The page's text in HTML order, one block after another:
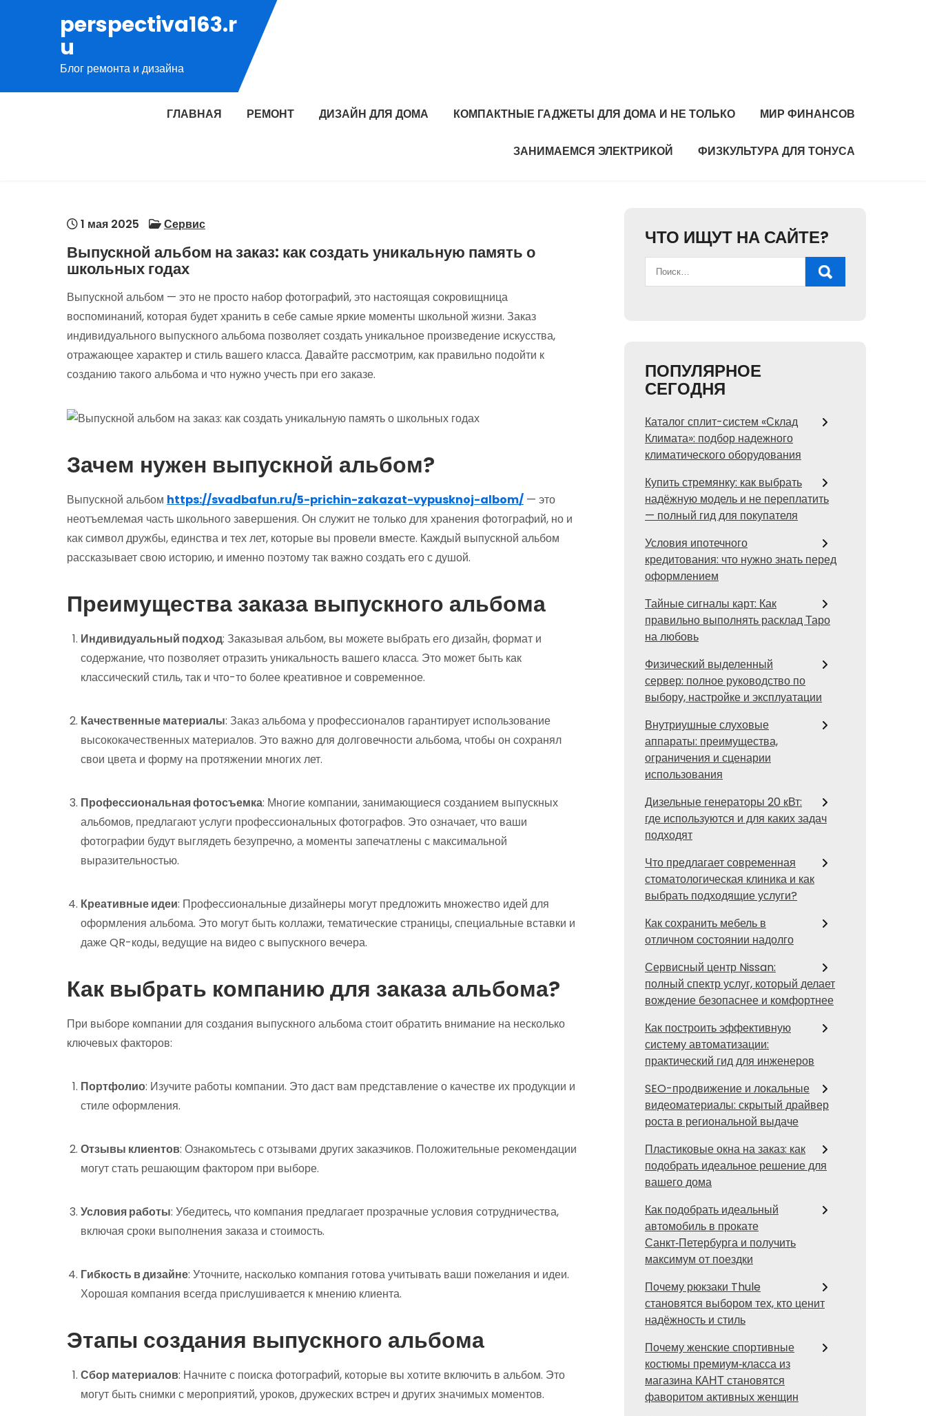
содержимому
perspectiva163.r
u
Блог ремонта и дизайна
ГЛАВНАЯ РЕМОНТ ДИЗАЙН ДЛЯ ДОМА КОМПАКТНЫЕ ГАДЖЕТЫ ДЛЯ ДОМА И НЕ ТОЛЬКО МИР ФИНАНСОВ
ЗАНИМАЕМСЯ ЭЛЕКТРИКОЙ ФИЗКУЛЬТУРА ДЛЯ ТОНУСА
1 мая 2025 Сервис
Выпускной альбом на заказ: как создать уникальную память о
школьных годах
Выпускной альбом — это не просто набор фотографий, это настоящая сокровищница
воспоминаний, которая будет хранить в себе самые яркие моменты школьной жизни. Заказ
индивидуального выпускного альбома позволяет создать уникальное произведение искусства,
отражающее характер и стиль вашего класса. Давайте рассмотрим, как правильно подойти к
созданию такого альбома и что нужно учесть при его заказе.
Зачем нужен выпускной альбом?
Выпускной альбом https://svadbafun.ru/5-prichin-zakazat-vypusknoj-albom/ — это
неотъемлемая часть школьного завершения. Он служит не только для хранения фотографий, но и
как символ дружбы, единства и тех лет, которые вы провели вместе. Каждый выпускной альбом
рассказывает свою историю, и именно поэтому так важно создать его с душой.
Преимущества заказа выпускного альбома
Индивидуальный подход: Заказывая альбом, вы можете выбрать его дизайн, формат и
содержание, что позволяет отразить уникальность вашего класса. Это может быть как
классический стиль, так и что-то более креативное и современное.
Качественные материалы: Заказ альбома у профессионалов гарантирует использование
высококачественных материалов. Это важно для долговечности альбома, чтобы он сохранял
свои цвета и форму на протяжении многих лет.
Профессиональная фотосъемка: Многие компании, занимающиеся созданием выпускных
альбомов, предлагают услуги профессиональных фотографов. Это означает, что ваши
фотографии будут выглядеть безупречно, а моменты запечатлены с максимальной
выразительностью.
Креативные идеи: Профессиональные дизайнеры могут предложить множество идей для
оформления альбома. Это могут быть коллажи, тематические страницы, специальные вставки и
даже QR-коды, ведущие на видео с выпускного вечера.
Как выбрать компанию для заказа альбома?
При выборе компании для создания выпускного альбома стоит обратить внимание на несколько
ключевых факторов:
Портфолио: Изучите работы компании. Это даст вам представление о качестве их продукции и
стиле оформления.
Отзывы клиентов: Ознакомьтесь с отзывами других заказчиков. Положительные рекомендации
могут стать решающим фактором при выборе.
Условия работы: Убедитесь, что компания предлагает прозрачные условия сотрудничества,
включая сроки выполнения заказа и стоимость.
Гибкость в дизайне: Уточните, насколько компания готова учитывать ваши пожелания и идеи.
Хорошая компания всегда прислушивается к мнению клиента.
Этапы создания выпускного альбома
Сбор материалов: Начните с поиска фотографий, которые вы хотите включить в альбом. Это
могут быть снимки с мероприятий, уроков, дружеских встреч и других значимых моментов.
ЧТО ИЩУТ НА САЙТЕ?
ПОПУЛЯРНОЕ
СЕГОДНЯ
Каталог сплит-систем «Склад
Климата»: подбор надежного
климатического оборудования
Купить стремянку: как выбрать
надёжную модель и не переплатить
— полный гид для покупателя
Условия ипотечного
кредитования: что нужно знать перед
оформлением
Тайные сигналы карт: Как
правильно выполнять расклад Таро
на любовь
Физический выделенный
сервер: полное руководство по
выбору, настройке и эксплуатации
Внутриушные слуховые
аппараты: преимущества,
ограничения и сценарии
использования
Дизельные генераторы 20 кВт:
где используются и для каких задач
подходят
Что предлагает современная
стоматологическая клиника и как
выбрать подходящие услуги?
Как сохранить мебель в
отличном состоянии надолго
Сервисный центр Nissan:
полный спектр услуг, который делает
вождение безопаснее и комфортнее
Как построить эффективную
систему автоматизации:
практический гид для инженеров
SEO-продвижение и локальные
видеоматериалы: скрытый драйвер
роста в региональной выдаче
Пластиковые окна на заказ: как
подобрать идеальное решение для
вашего дома
Как подобрать идеальный
автомобиль в прокате
Санкт‑Петербурга и получить
максимум от поездки
Почему рюкзаки Thule
становятся выбором тех, кто ценит
надёжность и стиль
Почему женские спортивные
костюмы премиум‑класса из
магазина КАНТ становятся
фаворитом активных женщин